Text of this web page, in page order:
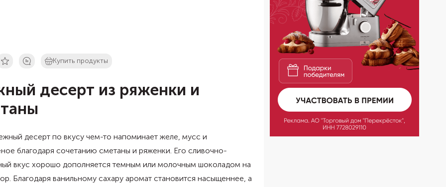
Купить продукты
десерт из ряженки и
десерт по вкусу чем-то напоминает желе, мусс и
благодаря сочетанию сметаны и ряженки. Его сливочно-
вкус хорошо дополняется темным или молочным шоколадом на
Благодаря ванильному сахару аромат становится насыщеннее, а